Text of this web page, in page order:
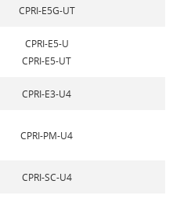
CPRI-E5G-UT
CPRI-E5-U
CPRI-E5-UT
CPRI-E3-U4
CPRI-PM-U4
CPRI-SC-U4